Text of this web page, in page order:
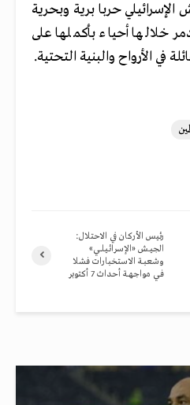
الإسرائيلي حربا برية وبحرية
خلالها أحياء بأكملها على
في الأرواح والبنية التحتية.
رئيس الأركان في الاحتلال:
الجيــش «الإسرائـيـلــي»
وشعبــة الاستخبارات فشلا
فـي مواجهــة أحداث 7 أكتوبر